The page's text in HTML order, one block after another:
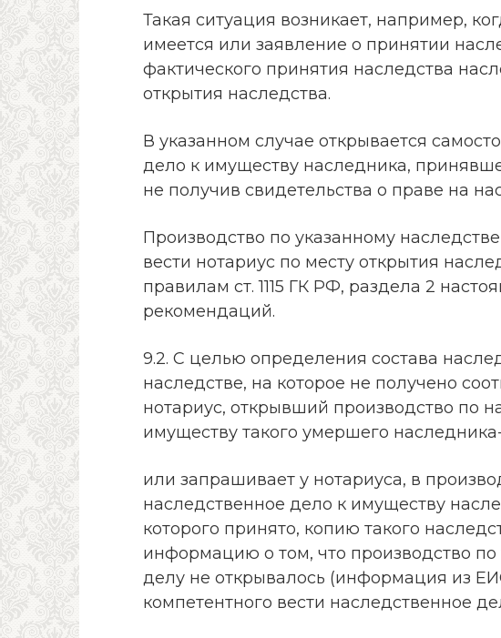
Такая ситуация возникает, например,
имеется или заявление о принятии
фактического принятия наследства
открытия наследства.
В указанном случае открывается
дело к имуществу наследника,
не получив свидетельства о праве на
Производство по указанному
вести нотариус по месту открытия
правилам ст. 1115 ГК РФ, раздела 2
рекомендаций.
9.2. С целью определения состава
наследстве, на которое не получено
нотариус, открывший производство по
имуществу такого умершего
или запрашивает у нотариуса, в
наследственное дело к имуществу
которого принято, копию такого
информацию о том, что производство
делу не открывалось (информация из
компетентного вести наследственное